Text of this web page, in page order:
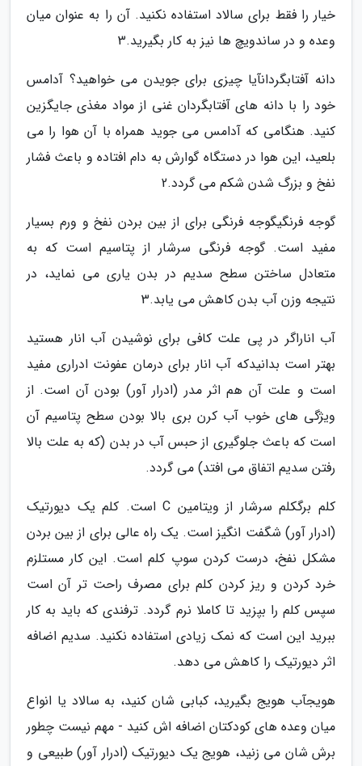
خیار را فقط برای سالاد استفاده نکنید. آن را به عنوان میان
وعده و در ساندویچ ها نیز به کار بگیرید.3
دانه آفتابگردانآیا چیزی برای جویدن می خواهید؟ آدامس
خود را با دانه های آفتابگردان غنی از مواد مغذی جایگزین
کنید. هنگامی که آدامس می جوید همراه با آن هوا را می
بلعید، این هوا در دستگاه گوارش به دام افتاده و باعث فشار
نفخ و بزرگ شدن شکم می گردد.2
گوجه فرنگیگوجه فرنگی برای از بین بردن نفخ و ورم بسیار
مفید است. گوجه فرنگی سرشار از پتاسیم است که به
متعادل ساختن سطح سدیم در بدن یاری می نماید، در
نتیجه وزن آب بدن کاهش می یابد.3
آب اناراگر در پی علت کافی برای نوشیدن آب انار هستید
بهتر است بدانیدکه آب انار برای درمان عفونت ادراری مفید
است و علت آن هم اثر مدر (ادرار آور) بودن آن است. از
ویژگی های خوب آب کرن بری بالا بودن سطح پتاسیم آن
است که باعث جلوگیری از حبس آب در بدن (که به علت بالا
رفتن سدیم اتفاق می افتد) می گردد.
کلم برگکلم سرشار از ویتامین C است. کلم یک دیورتیک
(ادرار آور) شگفت انگیز است. یک راه عالی برای از بین بردن
مشکل نفخ، درست کردن سوپ کلم است. این کار مستلزم
خرد کردن و ریز کردن کلم برای مصرف راحت تر آن است
سپس کلم را بپزید تا کاملا نرم گردد. ترفندی که باید به کار
ببرید این است که نمک زیادی استفاده نکنید. سدیم اضافه
اثر دیورتیک را کاهش می دهد.
هویجآب هویج بگیرید، کبابی شان کنید، به سالاد یا انواع
میان وعده های کودکتان اضافه اش کنید - مهم نیست چطور
برش شان می زنید، هویج یک دیورتیک (ادرار آور) طبیعی و